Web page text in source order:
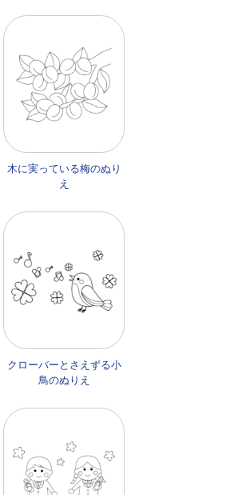
木に実っている梅のぬり
え
クローバーとさえずる小
鳥のぬりえ